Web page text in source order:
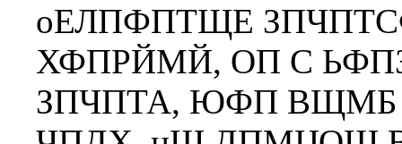
оЕЛПФПТЩЕ
ХФПРЙМЙ, ОП С
ЗПЧПТА, ЮФП ВЩМБ